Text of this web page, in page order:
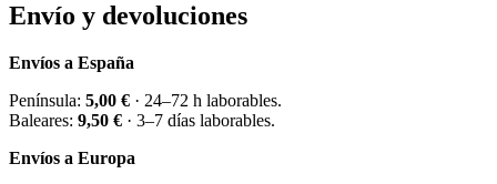
Envío y devoluciones
Envíos a España
Península: 5,00 € · 24–72 h laborables.
Baleares: 9,50 € · 3–7 días laborables.
Envíos a Europa